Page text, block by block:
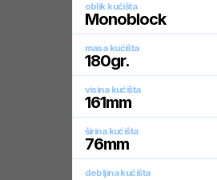
oblik kućišta
Monoblock
masa kućišta
180gr.
visina kućišta
161mm
širina kućišta
76mm
debljina kućišta